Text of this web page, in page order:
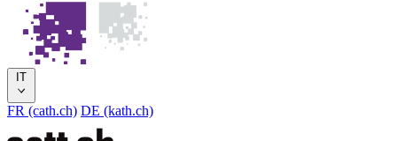
IT
FR (cath.ch) DE (kath.ch)